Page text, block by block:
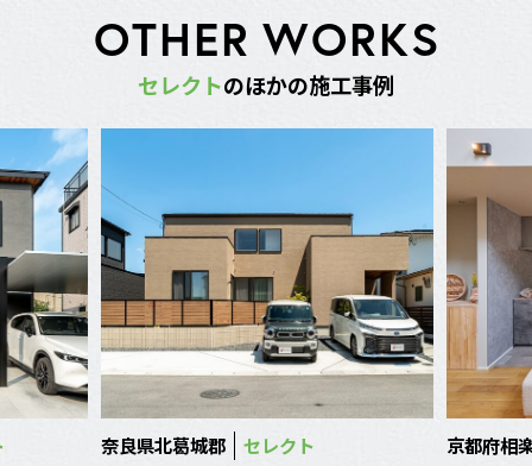
OTHER WORKS
セレク トのほかの施工事例
奈良県北葛城郡 セレクト 京都府相